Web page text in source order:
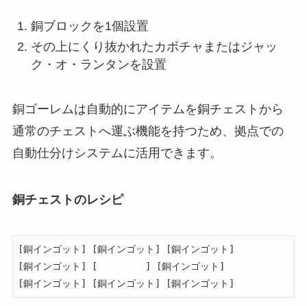
銅ブロックを1個設置
その上にくり抜かれたカボチャまたはジャッ
ク・オ・ランタンを設置
銅ゴーレムは自動的にアイテムを銅チェストから
通常のチェストへ運ぶ機能を持つため、拠点での
自動仕分けシステムに活用できます。
銅チェストのレシピ
[銅インゴット] [銅インゴット] [銅インゴット]
[銅インゴット] [　　　　　] [銅インゴット]
[銅インゴット] [銅インゴット] [銅インゴット]